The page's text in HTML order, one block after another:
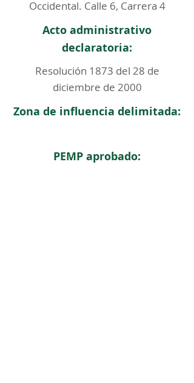
Occidental. Calle 6, Carrera 4
Acto administrativo
declaratoria:
Resolución 1873 del 28 de
diciembre de 2000
Zona de influencia delimitada:
PEMP aprobado: